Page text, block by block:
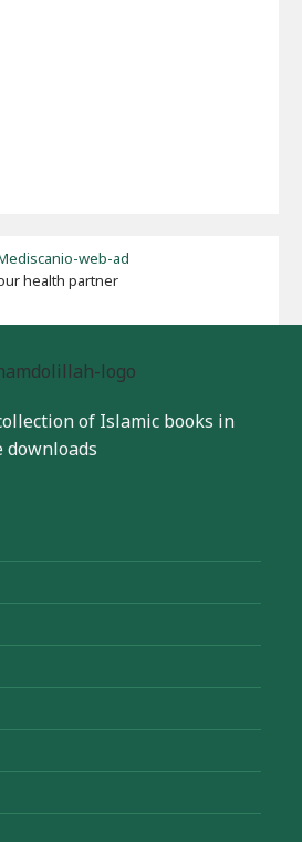
health partner
of Islamic books in